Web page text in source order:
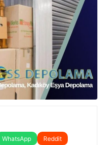
WhatsApp
Reddit